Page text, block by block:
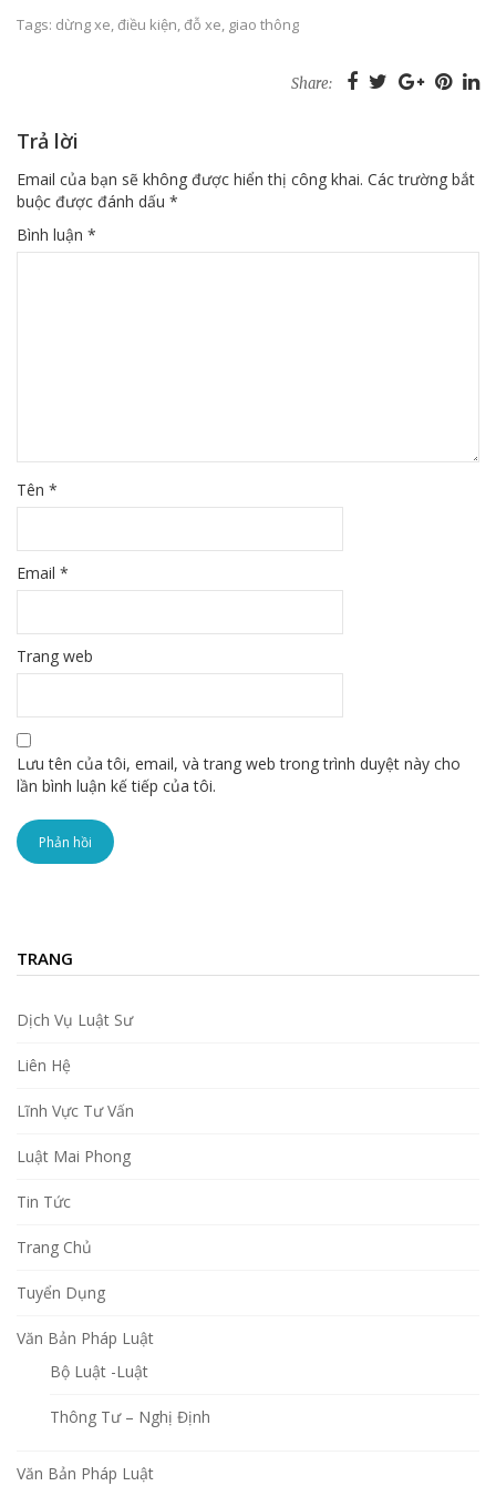
Tags: dừng xe,điều kiện,đỗ xe, giao thông
Share:
Trả lời
Email của bạn sẽ không được hiển thị công khai. Các trường bắt
buộc được đánh dấu *
Bình luận *
Tên *
Email *
Trang web
Lưu tên của tôi, email, và trang web trong trình duyệt này cho
lần bình luận kế tiếp của tôi.
TRANG
Dịch Vụ Luật Sư
Liên Hệ
Lĩnh Vực Tư Vấn
Luật Mai Phong
Tin Tức
Trang Chủ
Tuyển Dụng
Văn Bản Pháp Luật
Bộ Luật -Luật
Thông Tư – Nghị Định
Văn Bản Pháp Luật